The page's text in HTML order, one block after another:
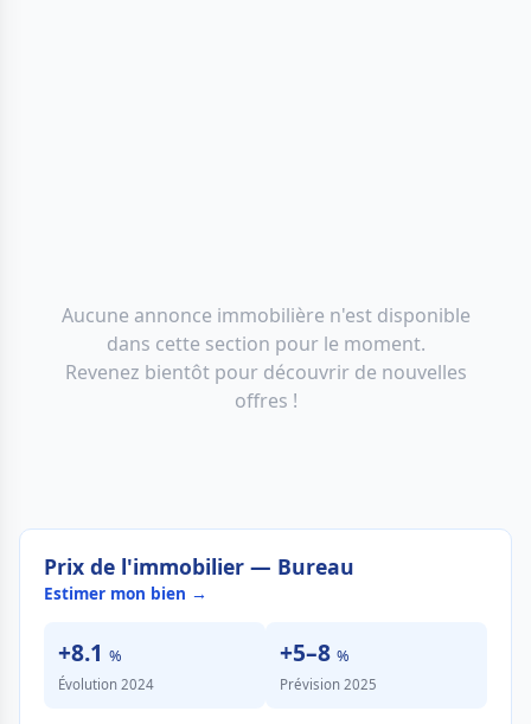
Aucune annonce immobilière n'est disponible
dans cette section pour le moment.
Revenez bientôt pour découvrir de nouvelles
offres !
Prix de l'immobilier — Bureau
Estimer mon bien →
+8.1 %
Évolution 2024
+5–8 %
Prévision 2025